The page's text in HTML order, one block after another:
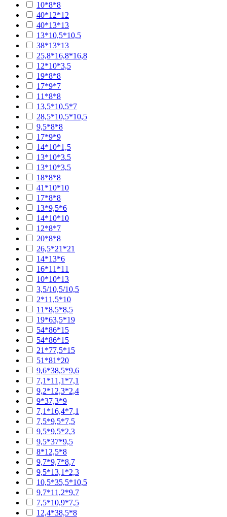
10*8*8
40*12*12
40*13*13
13*10,5*10,5
38*13*13
25,8*16,8*16,8
12*10*3,5
19*8*8
17*9*7
11*8*8
13,5*10,5*7
28,5*10,5*10,5
9,5*8*8
17*9*9
14*10*1,5
13*10*3.5
13*10*3,5
18*8*8
41*10*10
17*8*8
13*9,5*6
14*10*10
12*8*7
20*8*8
26,5*21*21
14*13*6
16*11*11
10*10*13
3,5/10,5/10,5
2*11,5*10
11*8,5*8,5
19*63,5*19
54*86*15
54*86*15
21*77,5*15
51*81*20
9,6*38,5*9,6
7,1*11,1*7,1
9,2*12,3*2,4
9*37,3*9
7,1*16,4*7,1
7,5*9,5*7,5
9,5*9,5*2,3
9,5*37*9,5
8*12,5*8
9,7*9,7*8,7
9,5*13,1*2,3
10,5*35,5*10,5
9,7*11,2*9,7
7,5*10,9*7,5
12,4*38,5*8